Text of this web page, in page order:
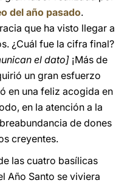
del año pasado.
que ha visto llegar a
¿Cuál fue la cifra final?
el dato] ¡Más de
un gran esfuerzo
en una feliz acogida en
en la atención a la
de dones
creyentes.
las cuatro basílicas
Año Santo se viviera